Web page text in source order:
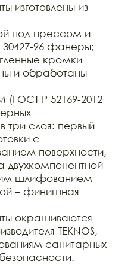
изготовлены из
под прессом и
96 фанеры;
кромки
и обработаны
(ГОСТ Р 52169-2012
три слоя: первый
с
поверхности,
двухкомпонентной
шлифованием
– финишная
окрашиваются
TEKNOS,
санитарных